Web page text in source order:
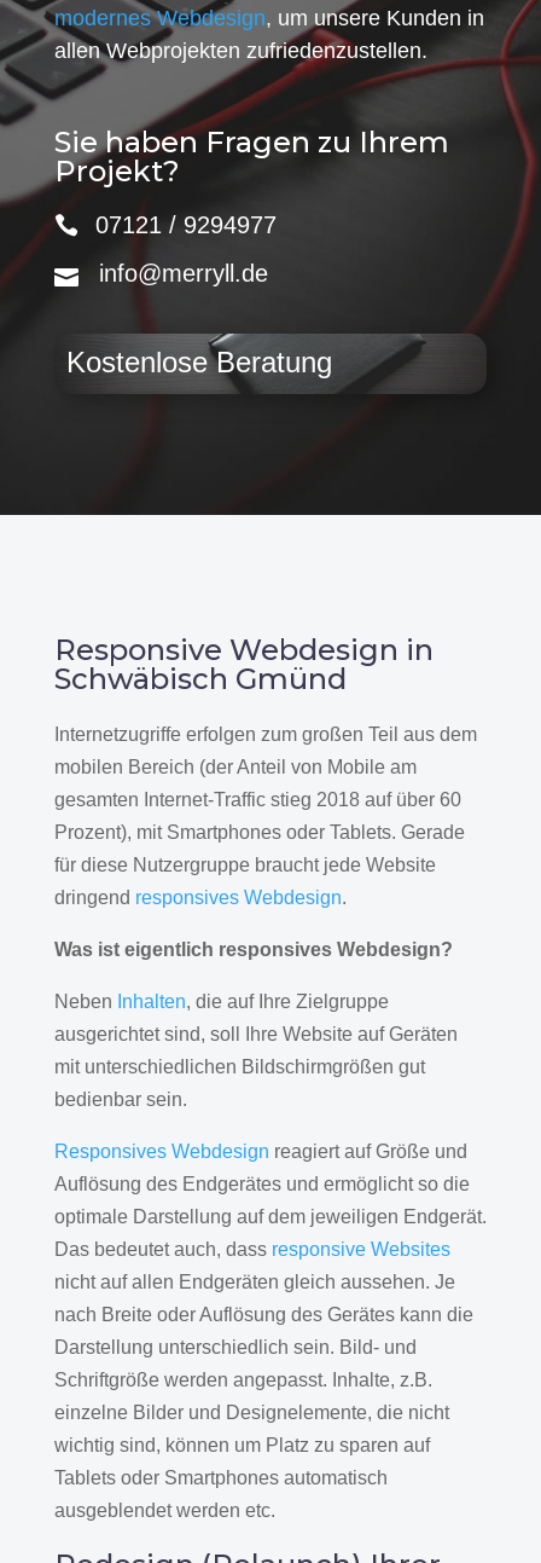
modernes Webdesign, um unsere Kunden in
allen Webprojekten zufriedenzustellen.
Sie haben Fragen zu Ihrem
Projekt?
07121 / 9294977
info@merryll.de
Kostenlose Beratung
Responsive Webdesign in
Schwäbisch Gmünd
Internetzugriffe erfolgen zum großen Teil aus dem
mobilen Bereich (der Anteil von Mobile am
gesamten Internet-Traffic stieg 2018 auf über 60
Prozent), mit Smartphones oder Tablets. Gerade
für diese Nutzergruppe braucht jede Website
dringend responsives Webdesign.
Was ist eigentlich responsives Webdesign?
Neben Inhalten, die auf Ihre Zielgruppe
ausgerichtet sind, soll Ihre Website auf Geräten
mit unterschiedlichen Bildschirmgrößen gut
bedienbar sein.
Responsives Webdesign reagiert auf Größe und
Auflösung des Endgerätes und ermöglicht so die
optimale Darstellung auf dem jeweiligen Endgerät.
Das bedeutet auch, dass responsive Websites
nicht auf allen Endgeräten gleich aussehen. Je
nach Breite oder Auflösung des Gerätes kann die
Darstellung unterschiedlich sein. Bild- und
Schriftgröße werden angepasst. Inhalte, z.B.
einzelne Bilder und Designelemente, die nicht
wichtig sind, können um Platz zu sparen auf
Tablets oder Smartphones automatisch
ausgeblendet werden etc.